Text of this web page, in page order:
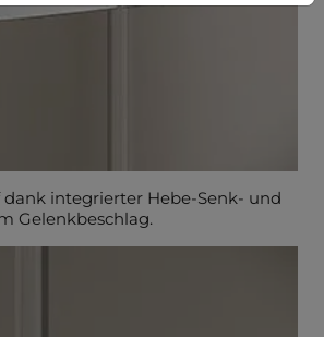
integrierter Hebe-Senk- und
Gelenkbeschlag.